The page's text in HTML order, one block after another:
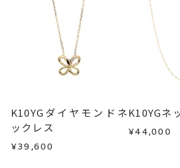
※お急ぎの方はご注文前にお問
い。事前に現在の納期状況を確認
お届け予定日はご注文から2営業
詳しくはこちら
・過度な交換・返品を繰り返して
商品の品質には万全を期しており
不良品の場合、またはご注文のお
は、早急に商品を交換させていた
はお問い合わせフォームよりご連
この場合の返送料は弊社にて負
で、着払いにてご返送ください。
詳細はこちら
K10YGダイヤモンドネ
ックレス
¥39,600
K10YGネ
¥44,000